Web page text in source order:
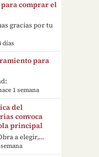
comprar el
gracias por tu
días
para
1 semana
del
convoca
principal
a elegir,…